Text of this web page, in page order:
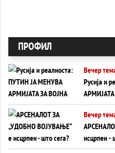
ПРОФИЛ
Вечер
Русија и
БЕЗ
Вечер
исцрпен -